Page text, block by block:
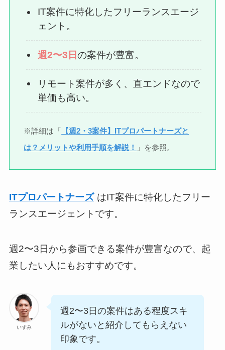
IT案件に特化したフリーランスエージ
ェント。
週2〜3日の案件が豊富。
リモート案件が多く、直エンドなので
単価も高い。
※詳細は「 【週2・3案件】ITプロパートナーズと
は？メリットや利用手順を解説！
」を参照。
ITプロパートナーズ はIT案件に特化したフリー
ランスエージェントです。
週2〜3日から参画できる案件が豊富なので、起
業したい人にもおすすめです。
いずみ
週2〜3日の案件はある程度スキ
ルがないと紹介してもらえない
印象です。